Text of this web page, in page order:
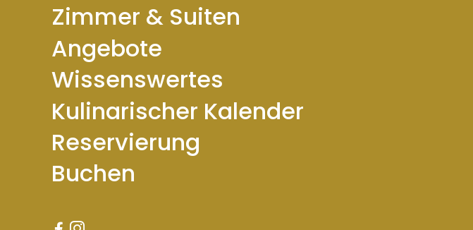
Zimmer & Suiten
Angebote
Wissenswertes
Kulinarischer Kalender
Reservierung
Buchen